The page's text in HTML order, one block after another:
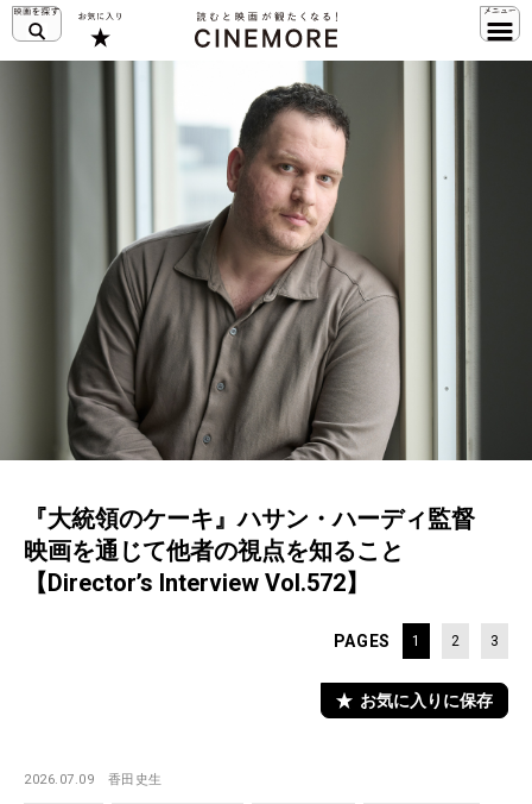
『大統領のケーキ』ハサン・ハーディ監督
映画を通じて他者の視点を知ること
【Director’s Interview Vol.572】
PAGES 1 2 3
お気に入りに保存
2026.07.09 香田史生